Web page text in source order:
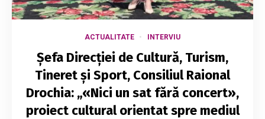
ACTUALITATE INTERVIU
Șefa Direcției de Cultură, Turism,
Tineret și Sport, Consiliul Raional
Drochia: „«Nici un sat fără concert»,
proiect cultural orientat spre mediul